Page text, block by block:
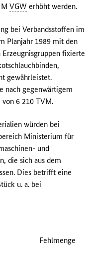
MVGW erhöht werden.
bei Verbandsstoffen im
Planjahr 1989 mit den
fixierte
gewährleistet.
nach gegenwärtigem
6 210 TVM.
würden bei
Ministerium für
und
die sich aus dem
Dies betrifft eine
u. a. bei
Fehlmenge